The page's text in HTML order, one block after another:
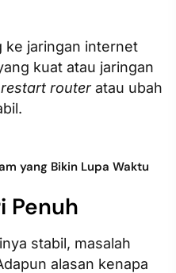
ke jaringan internet
kuat atau jaringan
restart routeratau ubah
yang Bikin Lupa Waktu
Penuh
stabil, masalah
alasan kenapa